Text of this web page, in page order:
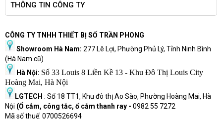
THÔNG TIN CÔNG TY
CÔNG TY TNHH THIẾT BỊ SỐ TRẦN PHONG
Showroom Hà Nam: 277 Lê Lợi, Phường Phủ Lý, Tỉnh Ninh Bình
(Hà Nam cũ)
Hà Nội: Số 33 Louis 8 Liền Kề 13 - Khu Đô Thị Louis City
Hoàng Mai, Hà Nội
LGTECH : Số 18 TT1, Khu đô thị Ao Sào, Phường Hoàng Mai, Hà
Nội (Ổ cắm, công tắc, ổ cắm thanh ray - 0982 55 7272
Mã số thuế: 0700526694